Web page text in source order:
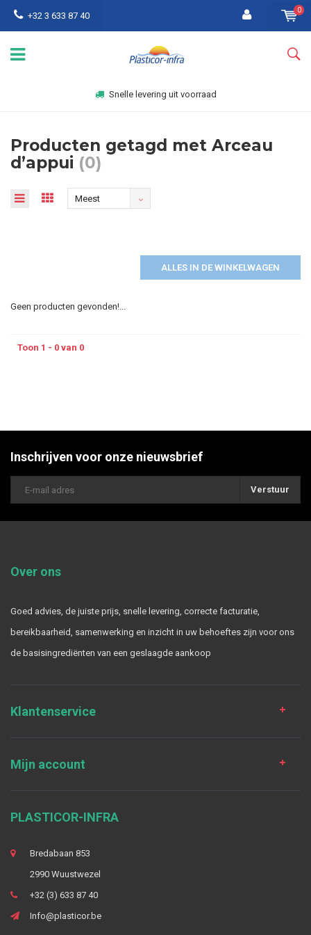
+32 3 633 87 40
0
Snelle levering uit voorraad
Producten getagd met Arceau
d’appui (0)
Meest
ALLES IN DE WINKELWAGEN
Geen producten gevonden!...
Toon 1 - 0 van 0
Inschrijven voor onze nieuwsbrief
Verstuur
Over ons
Goed advies, de juiste prijs, snelle levering, correcte facturatie,
bereikbaarheid, samenwerking en inzicht in uw behoeftes zijn voor ons
de basisingrediënten van een geslaagde aankoop
Klantenservice
Mijn account
PLASTICOR-INFRA
Bredabaan 853
2990 Wuustwezel
+32 (3) 633 87 40
Info@plasticor.be